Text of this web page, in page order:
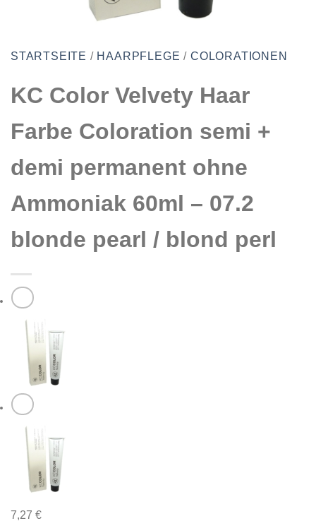
STARTSEITE / HAARPFLEGE / COLORATIONEN
KC Color Velvety Haar
Farbe Coloration semi +
demi permanent ohne
Ammoniak 60ml – 07.2
blonde pearl / blond perl
7,27 €